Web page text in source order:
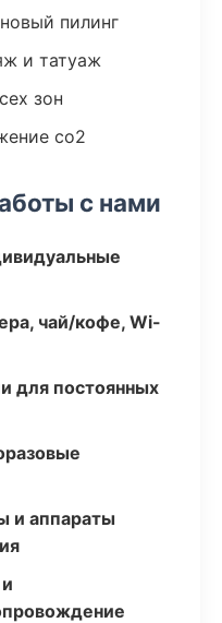
пилинг
и татуаж
зон
co2
с нами
чай/кофе, Wi-
для постоянных
и аппараты